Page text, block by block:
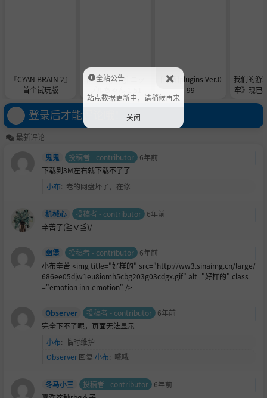
『CYAN BRAIN 2』
首个试玩版
[Pokonyang] ニッ
[自费]plugins Ver.0
99
我们的游
牢》现已
登录后才能评论哦！
最新评论
鬼鬼
投稿者 - contributor 6年前
下载到3M左右就下载不了了
小布: 老的网盘坏了，在修
机械心 投稿者 - contributor 6年前
辛苦了(≧∇≦)/
幽堡 投稿者 - contributor 6年前
小布辛苦 <img title="好样的" src="http://ww3.sinaimg.cn/large/
686ee05djw1eu8iomh5cbg203g03cdgx.gif" alt="好样的" class
="emotion inn-emotion" />
Observer 投稿者 - contributor 6年前
完全下不了呢，页面无法显示
小布: 临时维护
Observer回复 小布: 哦哦
冬马小三 投稿者 - contributor 6年前
全站公告
站点数据更新中，请稍候再来
关闭